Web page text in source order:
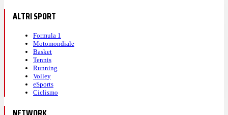
ALTRI SPORT
Formula 1
Motomondiale
Basket
Tennis
Running
Volley
eSports
Ciclismo